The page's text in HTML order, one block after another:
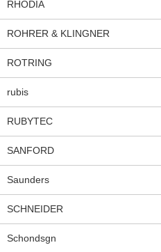
RHODIA
ROHRER & KLINGNER
ROTRING
rubis
RUBYTEC
SANFORD
Saunders
SCHNEIDER
Schondsgn